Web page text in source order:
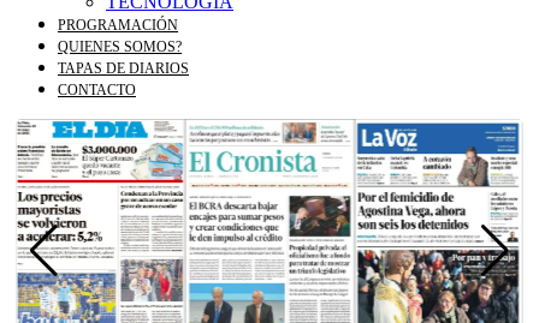
PROGRAMACIÓN
QUIENES SOMOS?
TAPAS DE DIARIOS
CONTACTO